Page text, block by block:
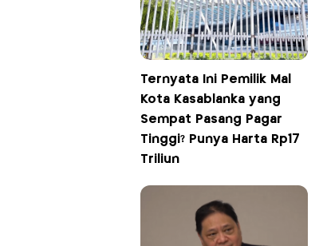
Ternyata Ini Pemilik Mal
Kota Kasablanka yang
Sempat Pasang Pagar
Tinggi? Punya Harta Rp17
Triliun